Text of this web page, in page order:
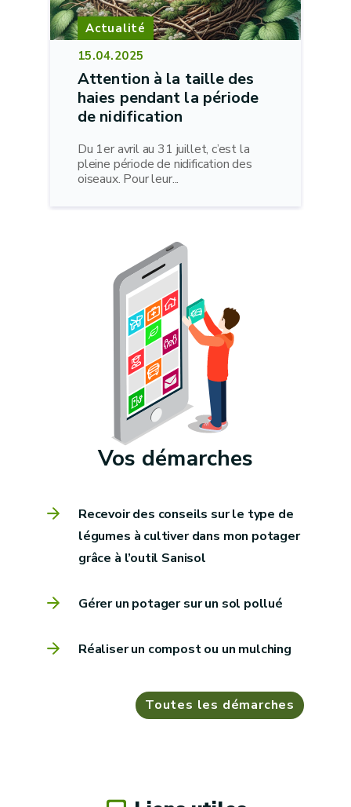
Actualité
15.04.2025
Attention à la taille des
haies pendant la période
de nidification
Du 1er avril au 31 juillet, c’est la
pleine période de nidification des
oiseaux. Pour leur...
Vos démarches
Recevoir des conseils sur le type de
légumes à cultiver dans mon potager
grâce à l’outil Sanisol
Gérer un potager sur un sol pollué
Réaliser un compost ou un mulching
Toutes les démarches